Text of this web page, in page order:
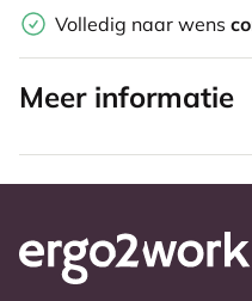
Volledig naar wens
Meer informatie